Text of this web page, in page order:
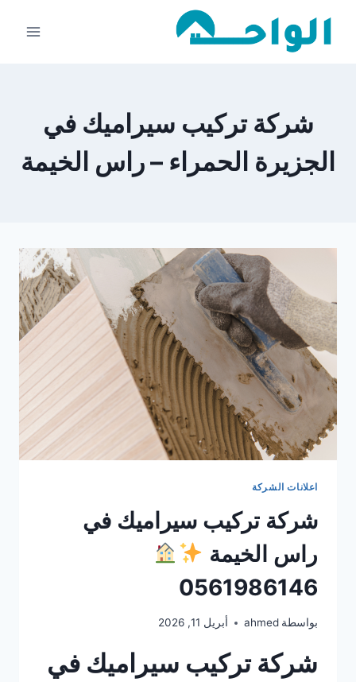
شركة تركيب سيراميك في
الجزيرة الحمراء – راس الخيمة
اعلانات الشركة
شركة تركيب سيراميك في
راس الخيمة
0561986146
بواسطة ahmed أبريل 11, 2026
شركة تركيب سيراميك في